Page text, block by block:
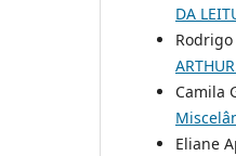
DA
Camila
Eliane